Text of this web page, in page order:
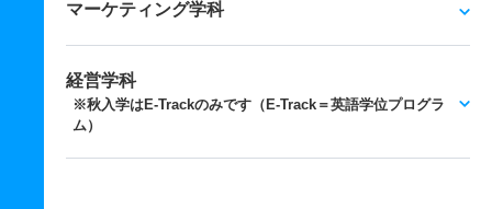
マーケティング学科
経営学科
※秋入学はE-Trackのみです（E-Track＝英語学位プログラ
ム）